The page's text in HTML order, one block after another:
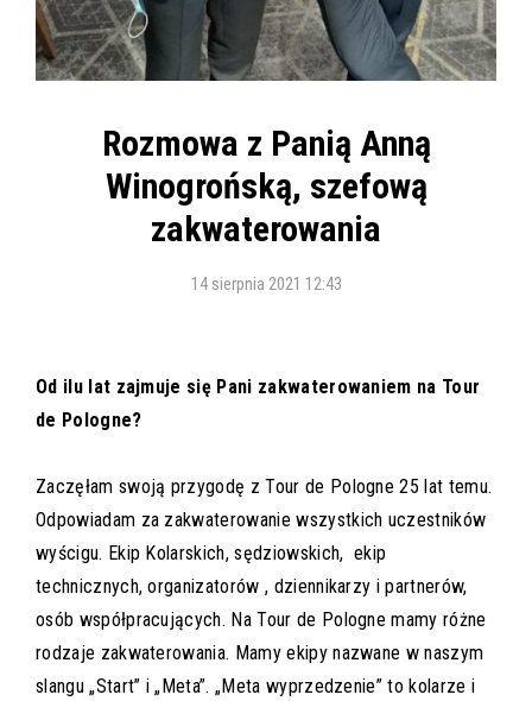
Rozmowa z Panią Anną
Winogrońską, szefową
zakwaterowania
14 sierpnia 2021 12:43
Od ilu lat zajmuje się Pani zakwaterowaniem na Tour
de Pologne?
Zaczęłam swoją przygodę z Tour de Pologne 25 lat temu.
Odpowiadam za zakwaterowanie wszystkich uczestników
wyścigu. Ekip Kolarskich, sędziowskich, ekip
technicznych, organizatorów , dziennikarzy i partnerów,
osób współpracujących. Na Tour de Pologne mamy różne
rodzaje zakwaterowania. Mamy ekipy nazwane w naszym
slangu „Start” i „Meta”. „Meta wyprzedzenie” to kolarze i